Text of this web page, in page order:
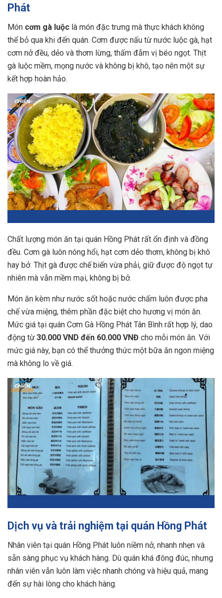
Phát
Món cơm gà luộc là món đặc trưng mà thực khách không
thể bỏ qua khi đến quán. Cơm được nấu từ nước luộc gà, hạt
cơm nở đều, dẻo và thơm lừng, thấm đẫm vị béo ngọt. Thịt
gà luộc mềm, mọng nước và không bị khô, tạo nên một sự
kết hợp hoàn hảo.
Chất lượng món ăn tại quán Hồng Phát rất ổn định và đồng
đều. Cơm gà luôn nóng hổi, hạt cơm dẻo thơm, không bị khô
hay bở. Thịt gà được chế biến vừa phải, giữ được độ ngọt tự
nhiên mà vẫn mềm mại, không bị bở.
Món ăn kèm như nước sốt hoặc nước chấm luôn được pha
chế vừa miệng, thêm phần đặc biệt cho hương vị món ăn.
Mức giá tại quán Cơm Gà Hồng Phát Tân Bình rất hợp lý, dao
động từ 30.000 VND đến 60.000 VNĐ cho mỗi món ăn. Với
mức giá này, bạn có thể thưởng thức một bữa ăn ngon miệng
mà không lo về giá.
Dịch vụ và trải nghiệm tại quán Hồng Phát
Nhân viên tại quán Hồng Phát luôn niềm nở, nhanh nhẹn và
sẵn sàng phục vụ khách hàng. Dù quán khá đông đúc, nhưng
nhân viên vẫn luôn làm việc nhanh chóng và hiệu quả, mang
đến sự hài lòng cho khách hàng.